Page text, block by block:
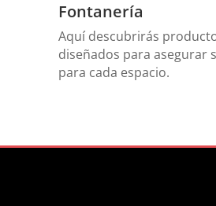
Fontanería
Aquí descubrirás
diseñados para asegurar
para cada espacio.